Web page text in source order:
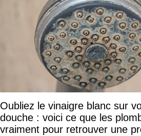
Oubliez le vinaigre blanc sur
douche : voici ce que les
vraiment pour retrouver une